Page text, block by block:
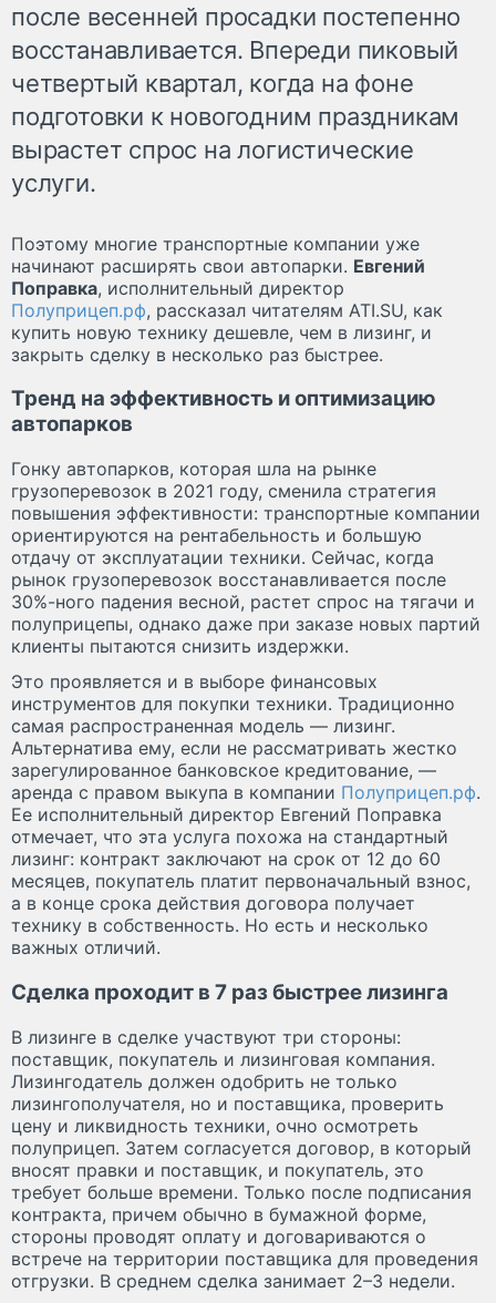
после весенней просадки постепенно
восстанавливается. Впереди пиковый
четвертый квартал, когда на фоне
подготовки к новогодним праздникам
вырастет спрос на логистические
услуги.
Поэтому многие транспортные компании уже
начинают расширять свои автопарки. Евгений
Поправка, исполнительный директор
Полуприцеп.рф, рассказал читателям ATI.SU, как
купить новую технику дешевле, чем в лизинг, и
закрыть сделку в несколько раз быстрее.
Тренд на эффективность и оптимизацию
автопарков
Гонку автопарков, которая шла на рынке
грузоперевозок в 2021 году, сменила стратегия
повышения эффективности: транспортные компании
ориентируются на рентабельность и большую
отдачу от эксплуатации техники. Сейчас, когда
рынок грузоперевозок восстанавливается после
30%-ного падения весной, растет спрос на тягачи и
полуприцепы, однако даже при заказе новых партий
клиенты пытаются снизить издержки.
Это проявляется и в выборе финансовых
инструментов для покупки техники. Традиционно
самая распространенная модель — лизинг.
Альтернатива ему, если не рассматривать жестко
зарегулированное банковское кредитование, —
аренда с правом выкупа в компании Полуприцеп.рф.
Ее исполнительный директор Евгений Поправка
отмечает, что эта услуга похожа на стандартный
лизинг: контракт заключают на срок от 12 до 60
месяцев, покупатель платит первоначальный взнос,
а в конце срока действия договора получает
технику в собственность. Но есть и несколько
важных отличий.
Сделка проходит в 7 раз быстрее лизинга
В лизинге в сделке участвуют три стороны:
поставщик, покупатель и лизинговая компания.
Лизингодатель должен одобрить не только
лизингополучателя, но и поставщика, проверить
цену и ликвидность техники, очно осмотреть
полуприцеп. Затем согласуется договор, в который
вносят правки и поставщик, и покупатель, это
требует больше времени. Только после подписания
контракта, причем обычно в бумажной форме,
стороны проводят оплату и договариваются о
встрече на территории поставщика для проведения
отгрузки. В среднем сделка занимает 2–3 недели.